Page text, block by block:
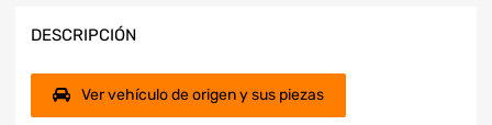
DESCRIPCIÓN
Ver vehículo de origen y sus piezas